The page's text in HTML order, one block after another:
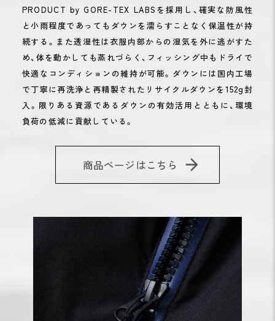
PRODUCT by GORE-TEX LABSを採用し、確実な防風性
と小雨程度であってもダウンを濡らすことなく保温性が持
続する。また透湿性は衣服内部からの湿気を外に逃がすた
め、体を動かしても蒸れづらく、フィッシング中もドライで
快適なコンディションの維持が可能。ダウンには国内工場
で丁寧に再洗浄と再精製されたリサイクルダウンを152g封
入。限りある資源であるダウンの有効活用とともに、環境
負荷の低減に貢献している。
商品ページはこちら